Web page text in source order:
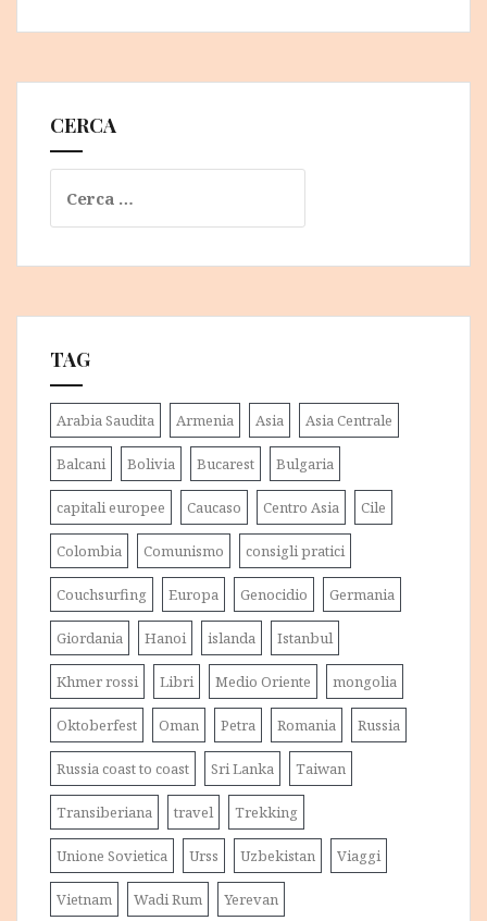
CERCA
per:
TAG
Arabia Saudita Armenia Asia Asia Centrale
Balcani Bolivia Bucarest Bulgaria
capitali europee Caucaso Centro Asia Cile
Colombia Comunismo consigli pratici
Couchsurfing Europa Genocidio Germania
Giordania Hanoi islanda Istanbul
Khmer rossi Libri Medio Oriente mongolia
Oktoberfest Oman Petra Romania Russia
Russia coast to coast Sri Lanka Taiwan
Transiberiana travel Trekking
Unione Sovietica Urss Uzbekistan Viaggi
Vietnam Wadi Rum Yerevan